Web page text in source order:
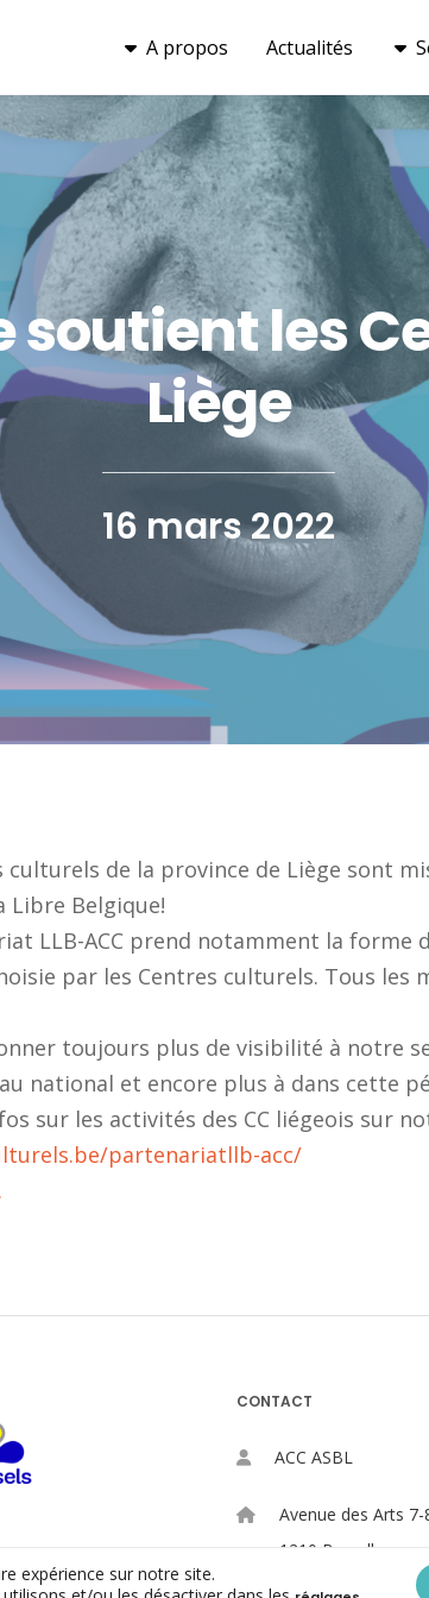
A propos Actualités
soutient les
Liège
16 mars 2022
culturels de la province de Liège sont
Libre Belgique!
LLB-ACC prend notamment la forme
par les Centres culturels. Tous les
toujours plus de visibilité à notre
national et encore plus à dans cette
sur les activités des CC liégeois sur
partenariatllb-acc/
CONTACT
ACC ASBL
Avenue des Arts 7-
1210 Bruxelles
expérience sur notre site.